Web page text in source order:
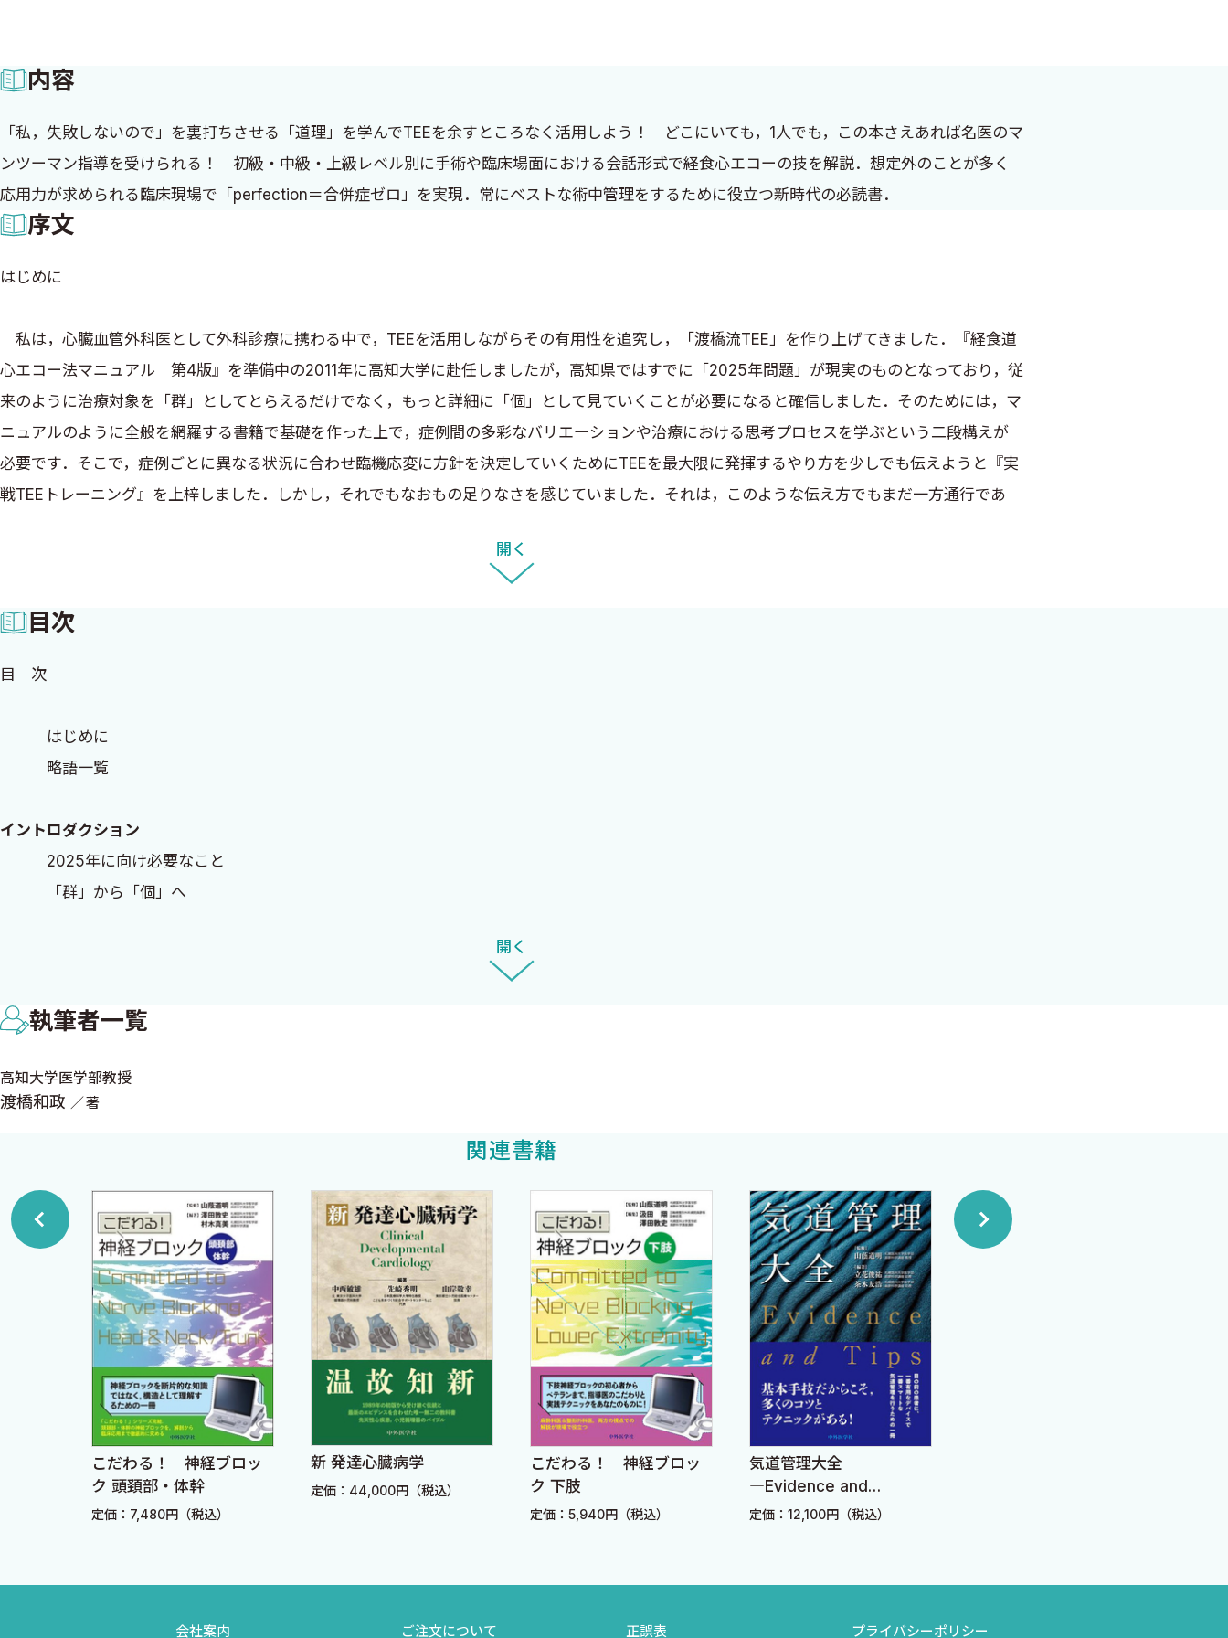
内容
「私，失敗しないので」を裏打ちさせる「道理」を学んでTEEを余すところなく活用しよう！ どこにいても，1人でも，この本さえあれば名医のマ
ンツーマン指導を受けられる！ 初級・中級・上級レベル別に手術や臨床場面における会話形式で経食心エコーの技を解説．想定外のことが多く
応用力が求められる臨床現場で「perfection＝合併症ゼロ」を実現．常にベストな術中管理をするために役立つ新時代の必読書．
序文
はじめに
私は，心臓血管外科医として外科診療に携わる中で，TEEを活用しながらその有用性を追究し，「渡橋流TEE」を作り上げてきました．『経食道
心エコー法マニュアル 第4版』を準備中の2011年に高知大学に赴任しましたが，高知県ではすでに「2025年問題」が現実のものとなっており，従
来のように治療対象を「群」としてとらえるだけでなく，もっと詳細に「個」として見ていくことが必要になると確信しました．そのためには，マ
ニュアルのように全般を網羅する書籍で基礎を作った上で，症例間の多彩なバリエーションや治療における思考プロセスを学ぶという二段構えが
必要です．そこで，症例ごとに異なる状況に合わせ臨機応変に方針を決定していくためにTEEを最大限に発揮するやり方を少しでも伝えようと『実
戦TEEトレーニング』を上梓しました．しかし，それでもなおもの足りなさを感じていました．それは，このような伝え方でもまだ一方通行であ
って乗り越えていくかという「課題解決」の方法がまだ伝えられていないのです．そのような教育は，身近にいて一つ一つディスカッションしなが
ら伝えていくしかないものです．しかし，具体的にどうするかとなると，いいアイデアが浮かびません．そんなとき，中外医学社から「これまでに
ないタイプの本を作れませんか？」というご提案をいただき，いろいろお話する中で，「マンツーマンで教える形式の本」という案が浮かびまし
を書き進めていくうち，『直伝！TEE』がいいな，と思いいたりました．本書は，私が麻酔科医と語りながら，私の思いや考え方，ワザなどを伝え
には変わりありません．そこで，一計を案じ，書籍を提供してそれに関して読者が質問し，それに対して私が答える，あるいは他の読者から意見を
いただきながらディスカッションしていくといったフォーラム的なことがHP上でできないかと考えています．この「バーチャル・フロアー・ディス
2022年2月
渡橋和政
開く
目次
目 次
はじめに
略語一覧
イントロダクション
2025年に向け必要なこと
「群」から「個」へ
上達への最短コース
自分で絵を描いてみる
プローブの挿入，操作
エコーにのめり込んだわけ
技術の進歩
プラスαを求めよう
目としてのエコー
救急でのエコー
外科治療のエコーガイド
真似ることから自分で創り出すことへ
上達の秘訣
●文献
開く
執筆者一覧
高知大学医学部教授
渡橋和政 著
関連書籍
こだわる！ 神経ブロッ
ク 頭頚部・体幹
定価：7,480円（税込）
新 発達心臓病学
定価：44,000円（税込）
こだわる！ 神経ブロッ
ク 下肢
定価：5,940円（税込）
気道管理大全
―Evidence and
Tips―
定価：12,100円（税込）
会社案内 ご注文について 正誤表 プライバシーポリシー